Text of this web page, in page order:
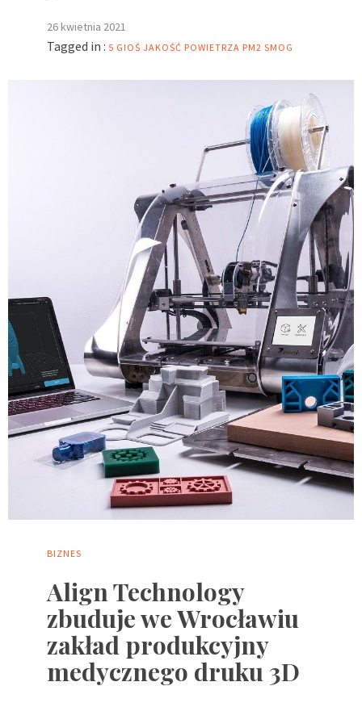
26 kwietnia 2021
Tagged in : 5 GIOŚ JAKOŚĆ POWIETRZA PM2 SMOG
BIZNES
Align Technology
zbuduje we Wrocławiu
zakład produkcyjny
medycznego druku 3D